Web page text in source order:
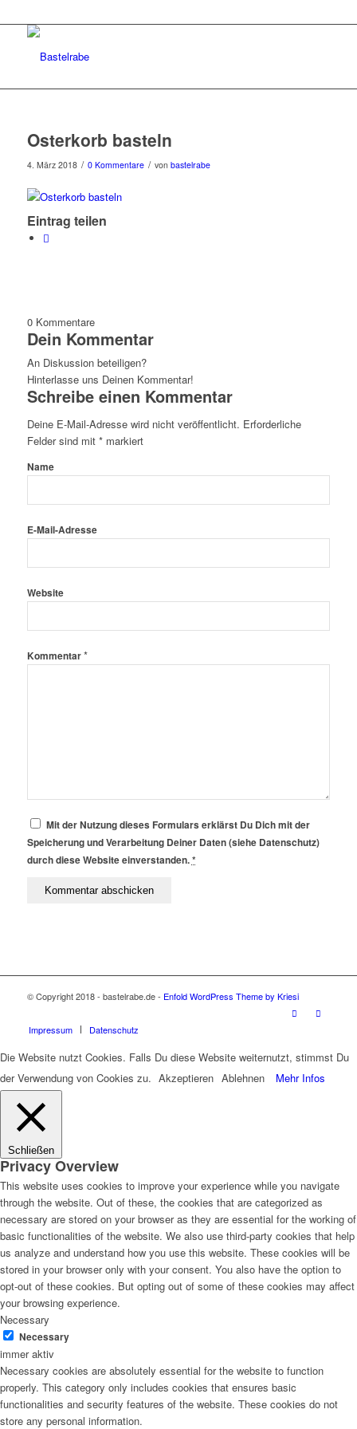
Osterkorb basteln
4. März 2018 / 0 Kommentare / von bastelrabe
Eintrag teilen
0 Kommentare
Dein Kommentar
An Diskussion beteiligen?
Hinterlasse uns Deinen Kommentar!
Schreibe einen Kommentar
Deine E-Mail-Adresse wird nicht veröffentlicht. Erforderliche
Felder sind mit *markiert
Name
E-Mail-Adresse
Website
Kommentar*
Mit der Nutzung dieses Formulars erklärst Du Dich mit der
Speicherung und Verarbeitung Deiner Daten (siehe Datenschutz)
durch diese Website einverstanden.*
© Copyright 2018 - bastelrabe.de - Enfold WordPress Theme by Kriesi
Impressum Datenschutz
Die Website nutzt Cookies. Falls Du diese Website weiternutzt, stimmst Du
der Verwendung von Cookies zu. Akzeptieren Ablehnen Mehr Infos
Schließen
Privacy Overview
This website uses cookies to improve your experience while you navigate
through the website. Out of these, the cookies that are categorized as
necessary are stored on your browser as they are essential for the working of
basic functionalities of the website. We also use third-party cookies that help
us analyze and understand how you use this website. These cookies will be
stored in your browser only with your consent. You also have the option to
opt-out of these cookies. But opting out of some of these cookies may affect
your browsing experience.
Necessary
Necessary
immer aktiv
Necessary cookies are absolutely essential for the website to function
properly. This category only includes cookies that ensures basic
functionalities and security features of the website. These cookies do not
store any personal information.